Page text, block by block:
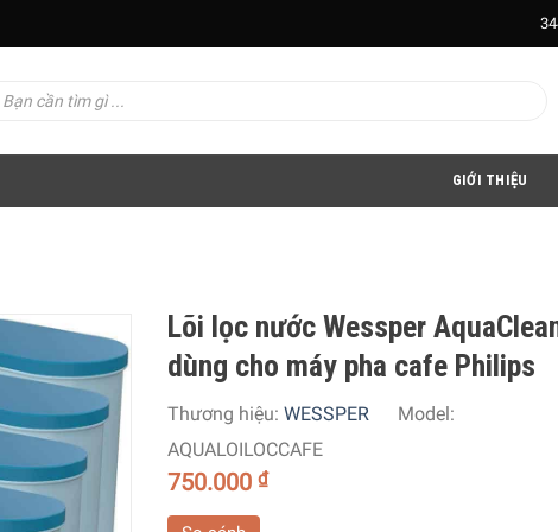
GIỚI THIỆU
Lõi lọc nước Wessper
dùng cho máy pha cafe Philips
Thương hiệu: WESSPER
Model:
AQUALOILOCCAFE
750.000 ₫